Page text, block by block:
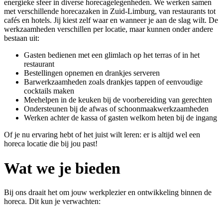
energieke sfeer in diverse horecagelegenheden. We werken samen
met verschillende horecazaken in Zuid-Limburg, van restaurants tot
cafés en hotels. Jij kiest zelf waar en wanneer je aan de slag wilt. De
werkzaamheden verschillen per locatie, maar kunnen onder andere
bestaan uit:
Gasten bedienen met een glimlach op het terras of in het
restaurant
Bestellingen opnemen en drankjes serveren
Barwerkzaamheden zoals drankjes tappen of eenvoudige
cocktails maken
Meehelpen in de keuken bij de voorbereiding van gerechten ‍
Ondersteunen bij de afwas of schoonmaakwerkzaamheden
Werken achter de kassa of gasten welkom heten bij de ingang
Of je nu ervaring hebt of het juist wilt leren: er is altijd wel een
horeca locatie die bij jou past!
Wat we je bieden
Bij ons draait het om jouw werkplezier en ontwikkeling binnen de
horeca. Dit kun je verwachten: